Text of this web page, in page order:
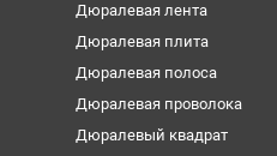
Дюралевая лента
Дюралевая плита
Дюралевая полоса
Дюралевая проволока
Дюралевый квадрат